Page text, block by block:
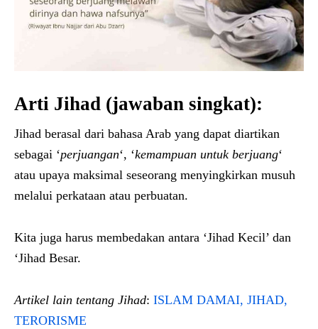
Arti Jihad (jawaban singkat):
Jihad berasal dari bahasa Arab yang dapat diartikan
sebagai ‘perjuangan‘, ‘kemampuan untuk berjuang‘
atau upaya maksimal seseorang menyingkirkan musuh
melalui perkataan atau perbuatan.
Kita juga harus membedakan antara ‘Jihad Kecil’ dan
‘Jihad Besar.
Artikel lain tentang Jihad: ISLAM DAMAI, JIHAD,
TERORISME